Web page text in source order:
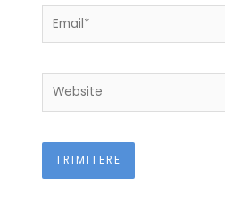
Email*
Website